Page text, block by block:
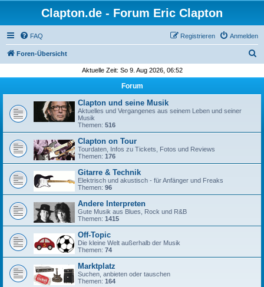
Clapton.de - Forum Eric Clapton
FAQ Anmelden
Registrieren
Foren-Übersicht
h
Aktuelle Zeit: So 9. Aug 2026, 06:52
Forum
Clapton und seine Musik
Aktuelles und Vergangenes aus seinem Leben und seiner
Musik
Themen: 516
Clapton on Tour
Tourdaten, Infos zu Tickets, Fotos und Reviews
Themen: 176
Gitarre & Technik
Elektrisch und akustisch - für Anfänger und Freaks
Themen: 96
Andere Interpreten
Gute Musik aus Blues, Rock und R&B
Themen: 1415
Off-Topic
Die kleine Welt außerhalb der Musik
Themen: 74
Marktplatz
Suchen, anbieten oder tauschen
Themen: 164